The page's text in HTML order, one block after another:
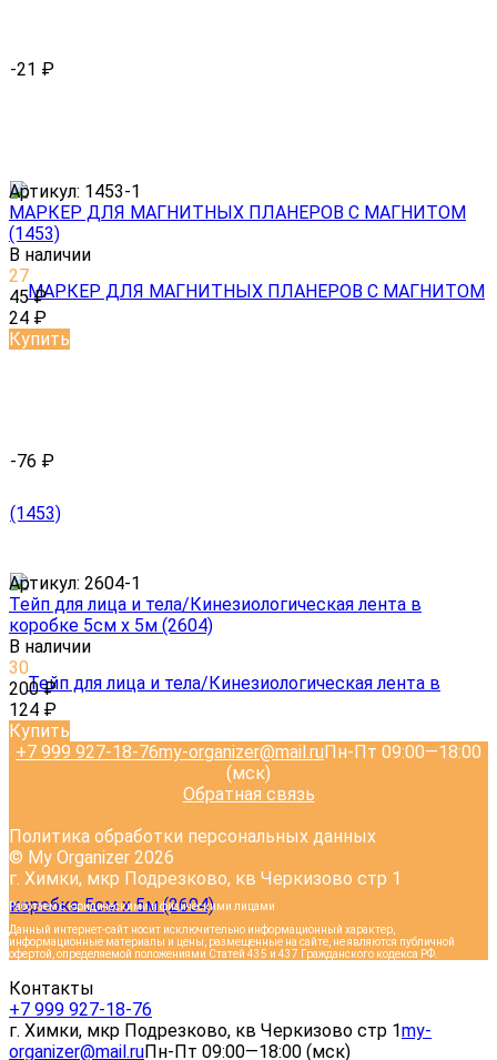
-21 ₽
Артикул: 1453-1
МАРКЕР ДЛЯ МАГНИТНЫХ ПЛАНЕРОВ С МАГНИТОМ
(1453)
В наличии
27
45₽
24 ₽
Купить
-76 ₽
Артикул: 2604-1
Тейп для лица и тела/Кинезиологическая лента в
коробке 5см х 5м (2604)
В наличии
30
200₽
124 ₽
Купить
+7 999 927-18-76my-organizer@mail.ruПн-Пт 09:00—18:00
(мск)
Обратная связь
Политика обработки персональных данных
© My Organizer 2026
г. Химки, мкр Подрезково, кв Черкизово стр 1
Работаем с юридическими и физическими лицами
Данный интернет-сайт носит исключительно информационный характер,
информационные материалы и цены, размещенные на сайте, не являются публичной
офертой, определяемой положениями Статей 435 и 437 Гражданского кодекса РФ.
Контакты
+7 999 927-18-76
г. Химки, мкр Подрезково, кв Черкизово стр 1my-
organizer@mail.ruПн-Пт 09:00—18:00 (мск)